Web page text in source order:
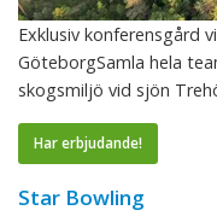
Exklusiv konferensgård
GöteborgSamla hela
skogsmiljö vid sjön
Har erbjudande!
Star Bowling